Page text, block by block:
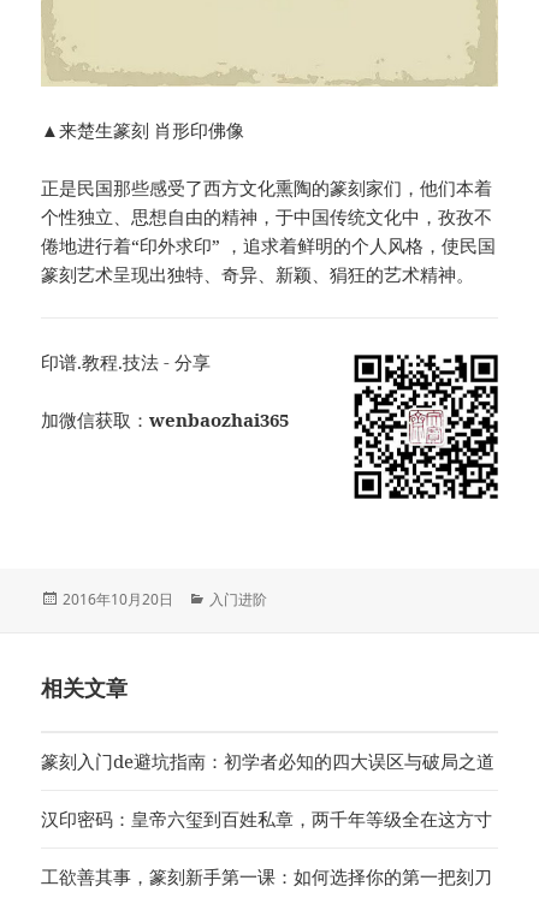
▲来楚生篆刻 肖形印佛像
正是民国那些感受了西方文化熏陶的篆刻家们，他们本着
个性独立、思想自由的精神，于中国传统文化中，孜孜不
倦地进行着“印外求印” ，追求着鲜明的个人风格，使民国
篆刻艺术呈现出独特、奇异、新颖、狷狂的艺术精神。
印谱.教程.技法 - 分享
加微信获取：wenbaozhai365
发
2016年10月20日
分
入门进阶
相关文章
篆刻入门de避坑指南：初学者必知的四大误区与破局之道
汉印密码：皇帝六玺到百姓私章，两千年等级全在这方寸
工欲善其事，篆刻新手第一课：如何选择你的第一把刻刀